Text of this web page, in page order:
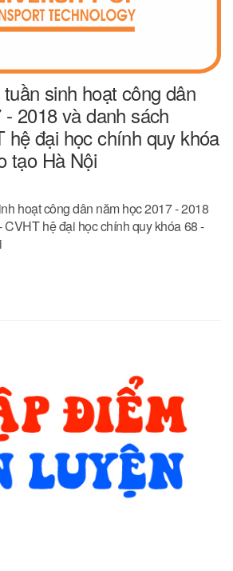
sinh hoạt công dân
2018 và danh sách
hệ đại học chính quy khóa
tạo Hà Nội
hoạt công dân năm học 2017 - 2018
CVHT hệ đại học chính quy khóa 68 -